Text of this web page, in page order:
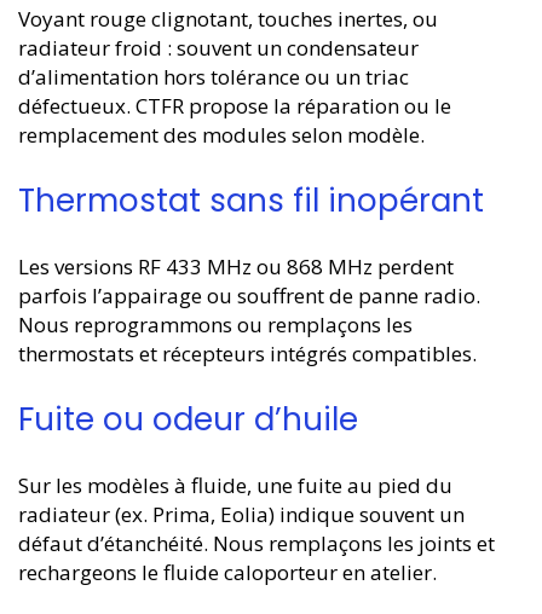
Voyant rouge clignotant, touches inertes, ou
radiateur froid : souvent un condensateur
d’alimentation hors tolérance ou un triac
défectueux. CTFR propose la réparation ou le
remplacement des modules selon modèle.
Thermostat sans fil inopérant
Les versions RF 433 MHz ou 868 MHz perdent
parfois l’appairage ou souffrent de panne radio.
Nous reprogrammons ou remplaçons les
thermostats et récepteurs intégrés compatibles.
Fuite ou odeur d’huile
Sur les modèles à fluide, une fuite au pied du
radiateur (ex. Prima, Eolia) indique souvent un
défaut d’étanchéité. Nous remplaçons les joints et
rechargeons le fluide caloporteur en atelier.